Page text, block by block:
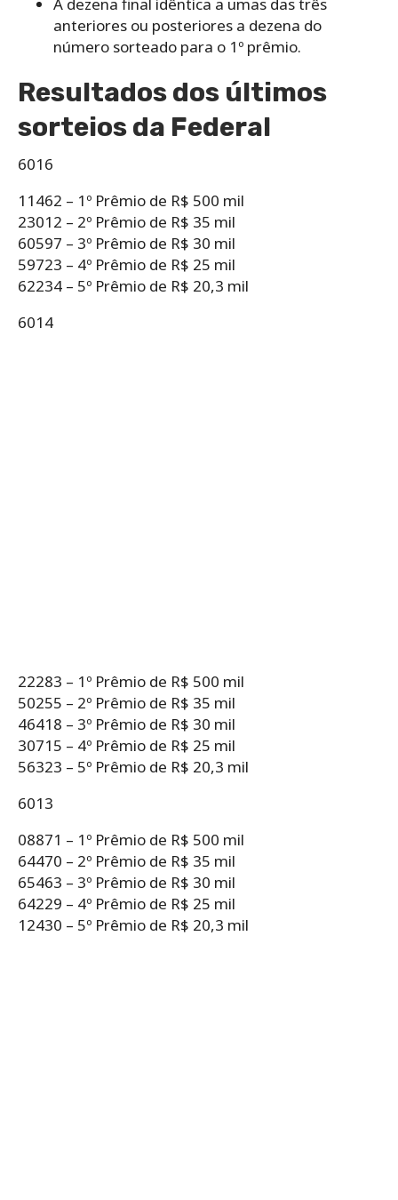
anteriores ou posteriores a dezena do
número sorteado para o 1º prêmio.
Resultados dos últimos
sorteios da Federal
6016
11462 – 1º Prêmio de R$ 500 mil
23012 – 2º Prêmio de R$ 35 mil
60597 – 3º Prêmio de R$ 30 mil
59723 – 4º Prêmio de R$ 25 mil
62234 – 5º Prêmio de R$ 20,3 mil
6014
22283 – 1º Prêmio de R$ 500 mil
50255 – 2º Prêmio de R$ 35 mil
46418 – 3º Prêmio de R$ 30 mil
30715 – 4º Prêmio de R$ 25 mil
56323 – 5º Prêmio de R$ 20,3 mil
6013
08871 – 1º Prêmio de R$ 500 mil
64470 – 2º Prêmio de R$ 35 mil
65463 – 3º Prêmio de R$ 30 mil
64229 – 4º Prêmio de R$ 25 mil
12430 – 5º Prêmio de R$ 20,3 mil